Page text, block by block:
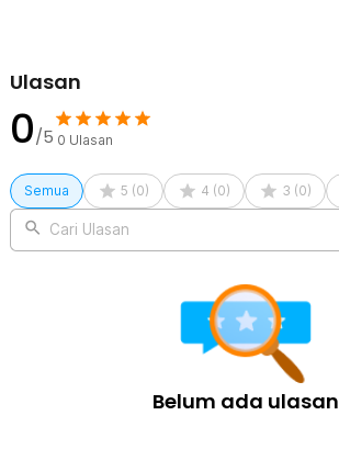
Ulasan
0/5 0 Ulasan
Semua 5 (0) 4 (0) 3 (0)
Cari Ulasan
Belum ada ulasan